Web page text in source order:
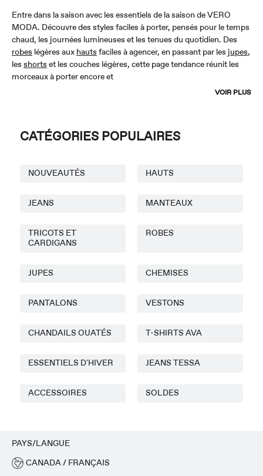
Entre dans la saison avec les essentiels de la saison de VERO
MODA. Découvre des styles faciles à porter, pensés pour le temps
chaud, les journées lumineuses et les tenues du quotidien. Des
robes légères aux hauts faciles à agencer, en passant par les jupes,
les shorts et les couches légères, cette page tendance réunit les
morceaux à porter encore et
VOIR PLUS
CATÉGORIES POPULAIRES
NOUVEAUTÉS HAUTS
JEANS MANTEAUX
TRICOTS ET
CARDIGANS
ROBES
JUPES CHEMISES
PANTALONS VESTONS
CHANDAILS OUATÉS T-SHIRTS AVA
ESSENTIELS D'HIVER JEANS TESSA
ACCESSOIRES SOLDES
PAYS/LANGUE
CANADA / FRANÇAIS